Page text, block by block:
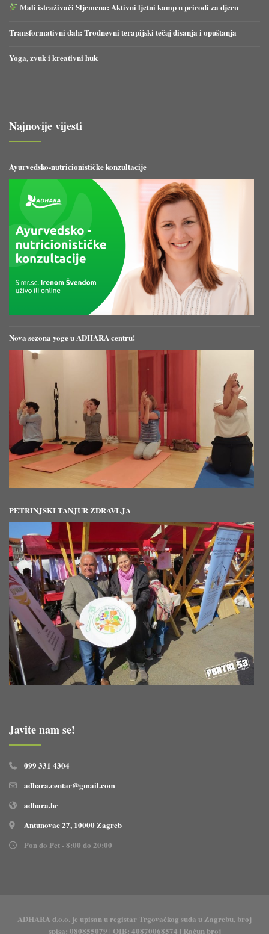
Mali istraživači Sljemena: Aktivni ljetni kamp u prirodi za djecu
Transformativni dah: Trodnevni terapijski tečaj disanja i opuštanja
Yoga, zvuk i kreativni huk
Najnovije vijesti
Ayurvedsko-nutricionističke konzultacije
Nova sezona yoge u ADHARA centru!
PETRINJSKI TANJUR ZDRAVLJA
Javite nam se!
099 331 4304
adhara.centar@gmail.com
adhara.hr
Antunovac 27, 10000 Zagreb
Pon do Pet - 8:00 do 20:00
ADHARA d.o.o. je upisan u registar Trgovačkog suda u Zagrebu, broj
spisa: 080855079 | OIB: 40870068574 | Račun broj